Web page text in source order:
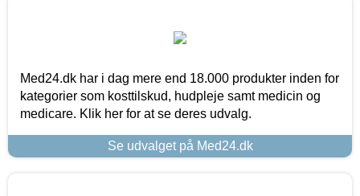
Med24.dk har i dag mere end 18.000 produkter inden for
kategorier som kosttilskud, hudpleje samt medicin og
medicare. Klik her for at se deres udvalg.
Se udvalget på Med24.dk